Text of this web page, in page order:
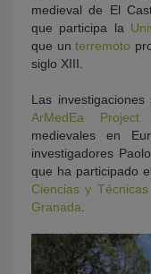
medieval de El
que participa la
que un terremoto
siglo XIII.
Las
ArMedEa Project
medievales en
investigadores
que ha participado el
Ciencias y
Granada